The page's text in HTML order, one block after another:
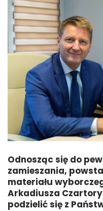
Odnosząc się do
zamieszania,
materiału
Arkadiusza
podzielić się z